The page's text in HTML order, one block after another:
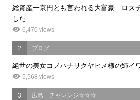
総資産一京円とも言われる大富豪 ロス
した
6,470 views
2 ブログ
絶世の美女コノハナサクヤヒメ様の姉イ
5,568 views
3 広島 チャレンジ☆☆☆